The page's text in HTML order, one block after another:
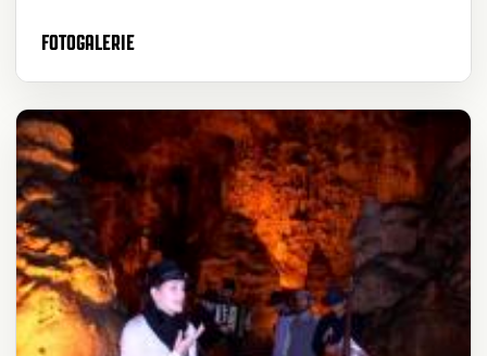
FOTOGALERIE